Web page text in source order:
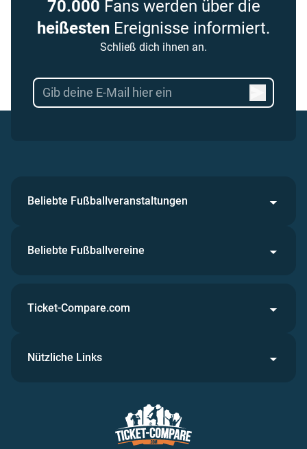
70.000 Fans werden über die
heißesten Ereignisse informiert.
Schließ dich ihnen an.
Beliebte Fußballveranstaltungen
Beliebte Fußballvereine
Ticket-Compare.com
Nützliche Links